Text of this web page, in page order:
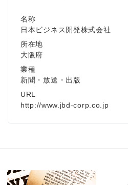
名称
日本ビジネス開発株式会社
所在地
大阪府
業種
新聞・放送・出版
URL
http://www.jbd-corp.co.jp